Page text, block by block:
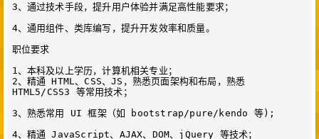
3、通过技术手段，提升用户体验并满足高性能要求；
4、通用组件、类库编写，提升开发效率和质量。
职位要求
1、本科及以上学历，计算机相关专业；
2、精通 HTML、CSS、JS，熟悉页面架构和布局，熟悉
HTML5/CSS3 等常用技术；
3、熟悉常用 UI 框架（如 bootstrap/pure/kendo 等);
4、精通 JavaScript、AJAX、DOM、jQuery 等技术；